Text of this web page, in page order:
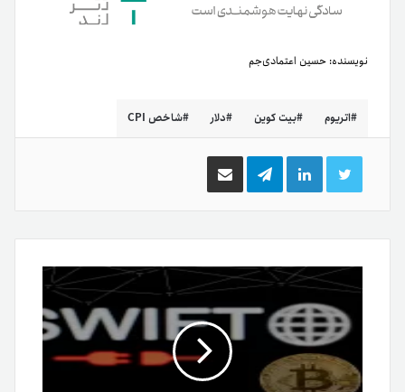
نویسنده: حسین اعتمادی‌جم
اتریوم بیت کوین دلار شاخص CPI
توییتر لینکدینتلگرام اشتراک
گذاری
ایمیل